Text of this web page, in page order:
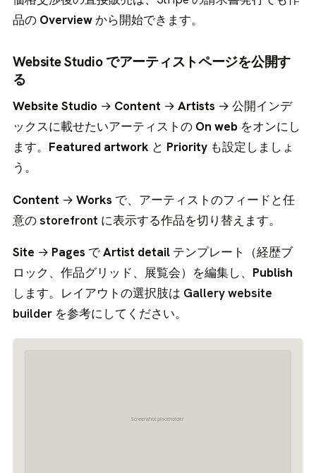
品の Overviewから開始できます。
Website Studio でアーティストページを公開す
る
Website Studio → Content →Artists → 公開インデ
ックスに載せたいアーティストの On web をオンにし
ます。 Featured artwork と Priority も設定しましょ
う。
Content →Works で、アーティストのフィードと任
意のstorefront に表示する作品を切り替えます。
Site → Pages でArtist detail テンプレート（経歴ブ
ロック、作品グリッド、展覧会）を編集し、 Publish
します。レイアウトの選択肢は Gallery website
builder を参考にしてください。